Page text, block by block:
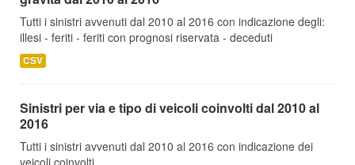
Tutti i sinistri avvenuti dal 2010 al 2016 con indicazione degli:
illesi - feriti - feriti con prognosi riservata - deceduti
CSV
Sinistri per via e tipo di veicoli coinvolti dal 2010 al
2016
Tutti i sinistri avvenuti dal 2010 al 2016 con indicazione dei
veicoli coinvolti.